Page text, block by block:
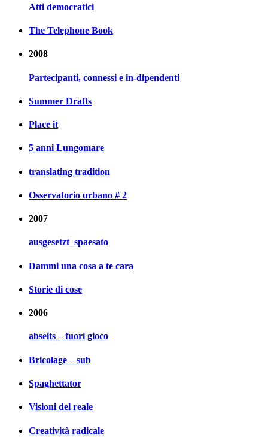
Atti democratici
The Telephone Book
2008
Partecipanti, connessi e in-dipendenti
Summer Drafts
Place it
5 anni Lungomare
translating tradition
Osservatorio urbano # 2
2007
ausgesetzt_spaesato
Dammi una cosa a te cara
Storie di cose
2006
abseits – fuori gioco
Bricolage – sub
Spaghettator
Visioni del reale
Creatività radicale